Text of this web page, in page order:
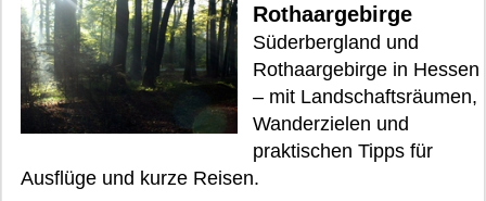
Rothaargebirge
Süderbergland und
Rothaargebirge in Hessen
– mit Landschaftsräumen,
Wanderzielen und
praktischen Tipps für
Ausflüge und kurze Reisen.